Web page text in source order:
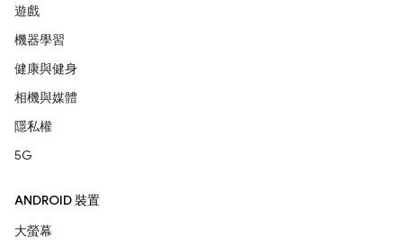
遊戲
機器學習
健康與健身
相機與媒體
隱私權
5G
ANDROID 裝置
大螢幕